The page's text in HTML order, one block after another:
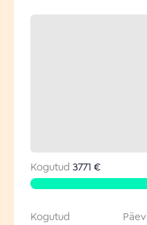
Kogutud 3771 €
Kogutud